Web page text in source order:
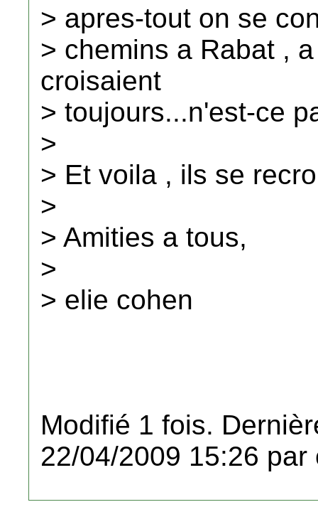
> apres-tout on se
> chemins a Rabat ,
croisaient
> toujours...n'est-ce
>
> Et voila , ils se
>
> Amities a tous,
>
> elie cohen
Modifié 1 fois.
22/04/2009 15:26 par